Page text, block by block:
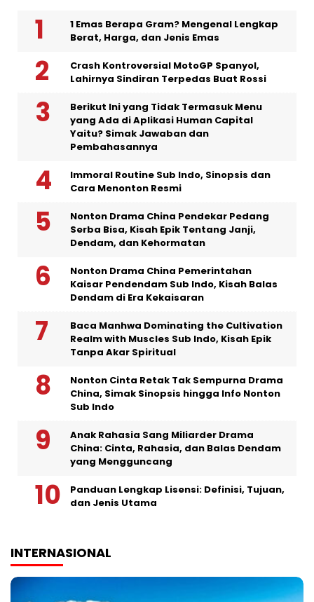
1 Emas Berapa Gram? Mengenal Lengkap
Berat, Harga, dan Jenis Emas
Crash Kontroversial MotoGP Spanyol,
Lahirnya Sindiran Terpedas Buat Rossi
Berikut Ini yang Tidak Termasuk Menu
yang Ada di Aplikasi Human Capital
Yaitu? Simak Jawaban dan
Pembahasannya
Immoral Routine Sub Indo, Sinopsis dan
Cara Menonton Resmi
Nonton Drama China Pendekar Pedang
Serba Bisa, Kisah Epik Tentang Janji,
Dendam, dan Kehormatan
Nonton Drama China Pemerintahan
Kaisar Pendendam Sub Indo, Kisah Balas
Dendam di Era Kekaisaran
Baca Manhwa Dominating the Cultivation
Realm with Muscles Sub Indo, Kisah Epik
Tanpa Akar Spiritual
Nonton Cinta Retak Tak Sempurna Drama
China, Simak Sinopsis hingga Info Nonton
Sub Indo
Anak Rahasia Sang Miliarder Drama
China: Cinta, Rahasia, dan Balas Dendam
yang Mengguncang
Panduan Lengkap Lisensi: Definisi, Tujuan,
dan Jenis Utama
INTERNASIONAL